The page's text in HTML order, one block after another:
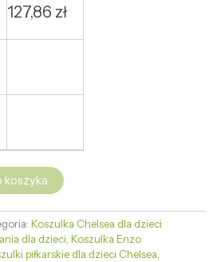
127,86 zł
koszyka
Koszulka Chelsea dla dzieci
dla dzieci, Koszulka Enzo
piłkarskie dla dzieci Chelsea,